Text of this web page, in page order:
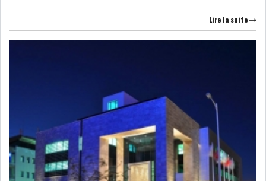
RSS ANALYSES QUOTIDIENNES
RSS ANALYSES HEBDOMADAIRES
RSS ZOOMS
SECTEURS
Lire la suite